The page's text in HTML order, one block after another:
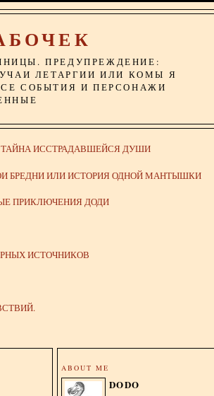
ПРЕДУПРЕЖДЕНИЕ:
ЛЕТАРГИИ ИЛИ КОМЫ Я
СОБЫТИЯ И ПЕРСОНАЖИ
ТАЙНА ИССТРАДАВШЕЙСЯ ДУШИ
БРЕДНИ ИЛИ ИСТОРИЯ ОДНОЙ МАНТЫШКИ
ПРИКЛЮЧЕНИЯ ДОДИ
ИСТОЧНИКОВ
ABOUT ME
DODO